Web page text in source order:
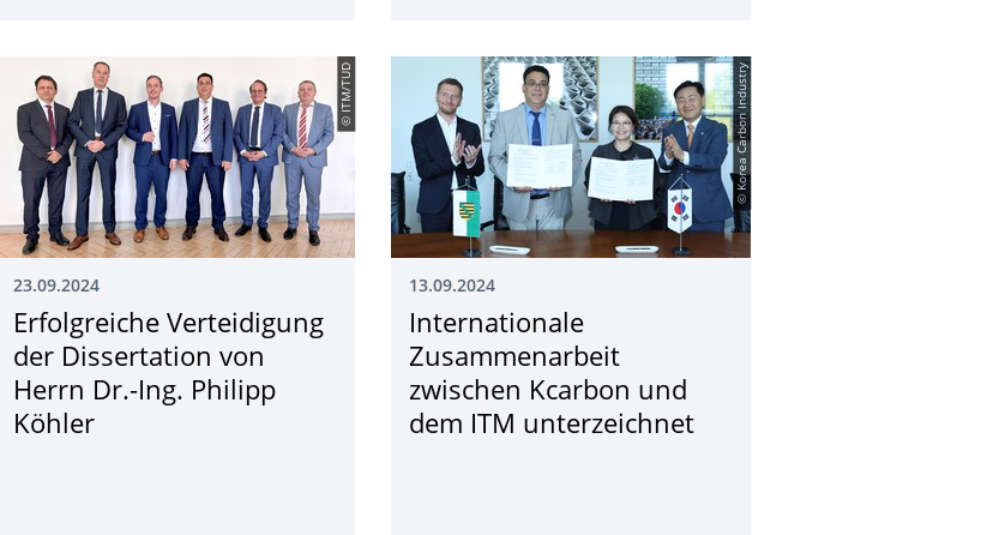
© ITM/TUD
23.09.2024
Erfolgreiche Verteidigung
der Dissertation von
Herrn Dr.-Ing. Philipp
Köhler
© Korea Carbon Industry
13.09.2024
Internationale
Zusammenarbeit
zwischen Kcarbon und
dem ITM unterzeichnet